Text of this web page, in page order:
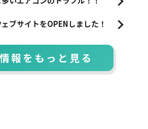
ブサイトをOPENしました！
報をもっと見る